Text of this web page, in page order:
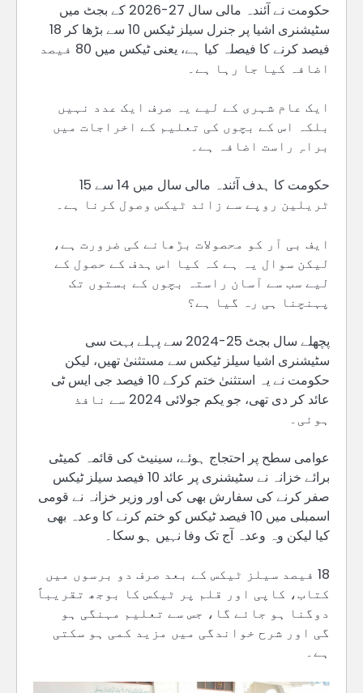
حکومت نے آئندہ مالی سال 27-2026 کے بجٹ میں
سٹیشنری اشیا پر جنرل سیلز ٹیکس 10 سے بڑھا کر 18
فیصد کرنے کا فیصلہ کیا ہے، یعنی ٹیکس میں 80 فیصد
اضافہ کیا جا رہا ہے۔
ایک عام شہری کے لیے یہ صرف ایک عدد نہیں
بلکہ اس کے بچوں کی تعلیم کے اخراجات میں
براہِ راست اضافہ ہے۔
حکومت کا ہدف آئندہ مالی سال میں 14 سے 15
ٹریلین روپے سے زائد ٹیکس وصول کرنا ہے۔
ایف بی آر کو محصولات بڑھانے کی ضرورت ہے،
لیکن سوال یہ ہے کہ کیا اس ہدف کے حصول کے
لیے سب سے آسان راستہ بچوں کے بستوں تک
پہنچنا ہی رہ گیا ہے؟
پچھلے سال بجٹ 25-2024 سے پہلے بہت سی
سٹیشنری اشیا سیلز ٹیکس سے مستثنیٰ تھیں، لیکن
حکومت نے یہ استثنیٰ ختم کرکے 10 فیصد جی ایس ٹی
عائد کر دی تھی، جو یکم جولائی 2024 سے نافذ
ہوئی۔
عوامی سطح پر احتجاج ہوئے، سینیٹ کی قائمہ کمیٹی
برائے خزانہ نے سٹیشنری پر عائد 10 فیصد سیلز ٹیکس
صفر کرنے کی سفارش بھی کی اور وزیر خزانہ نے قومی
اسمبلی میں 10 فیصد ٹیکس کو ختم کرنے کا وعدہ بھی
کیا لیکن وہ وعدہ آج تک وفا نہیں ہو سکا۔
18 فیصد سیلز ٹیکس کے بعد صرف دو برسوں میں
کتاب، کاپی اور قلم پر ٹیکس کا بوجھ تقریباً
دوگنا ہو جائے گا، جس سے تعلیم مہنگی ہو
گی اور شرح خواندگی میں مزید کمی ہو سکتی
ہے۔